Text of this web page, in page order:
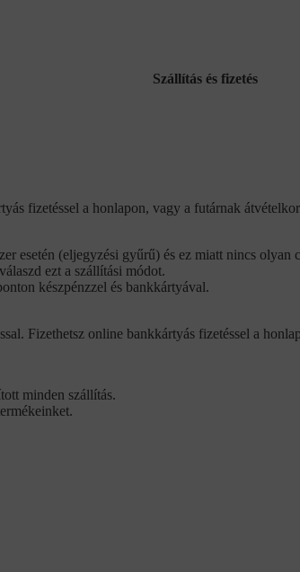
Szállítás és fizetés
fizetéssel a honlapon, vagy a futárnak
esetén (eljegyzési gyűrű) és ez miatt nincs
ezt a szállítási módot.
készpénzzel és bankkártyával.
Fizethetsz online bankkártyás fizetéssel a
minden szállítás.